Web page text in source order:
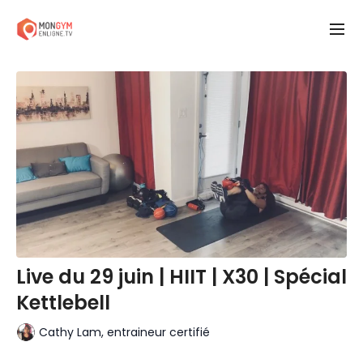
Live du 29 juin | HIIT | X30 | Spécial
Kettlebell
Cathy Lam, entraineur certifié